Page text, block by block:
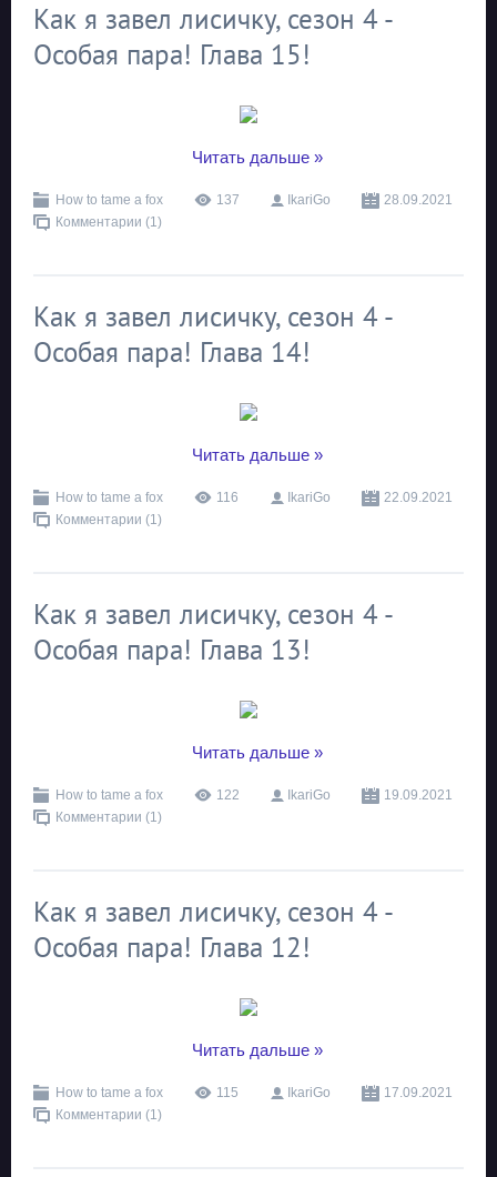
Как я завел лисичку, сезон 4 -
Особая пара! Глава 15!
Читать дальше »
How to tame a fox 137 IkariGo
28.09.2021
Комментарии (1)
Как я завел лисичку, сезон 4 -
Особая пара! Глава 14!
Читать дальше »
How to tame a fox 116 IkariGo
22.09.2021
Комментарии (1)
Как я завел лисичку, сезон 4 -
Особая пара! Глава 13!
Читать дальше »
How to tame a fox 122 IkariGo
19.09.2021
Комментарии (1)
Как я завел лисичку, сезон 4 -
Особая пара! Глава 12!
Читать дальше »
How to tame a fox 115 IkariGo
17.09.2021
Комментарии (1)